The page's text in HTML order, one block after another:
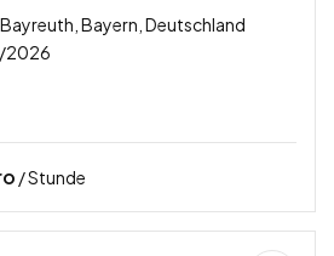
Bayern, Deutschland
/ Stunde